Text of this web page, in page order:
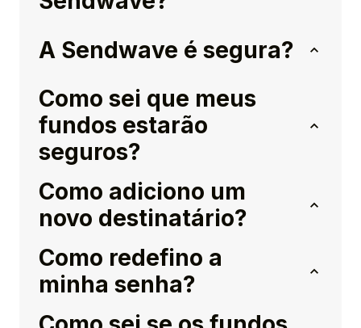
A Sendwave é segura?
Como sei que meus
fundos estarão
seguros?
Como adiciono um
novo destinatário?
Como redefino a
minha senha?